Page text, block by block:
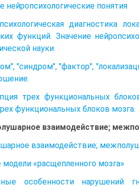
нейропсихологические понятия
диагностика
функций. Значение
науки.
"синдром", "фактор",
трех функциональных
функциональных блоков мозга.
взаимодействие;
взаимодействие;
модели «расщепленного мозга»
особенности нарушений